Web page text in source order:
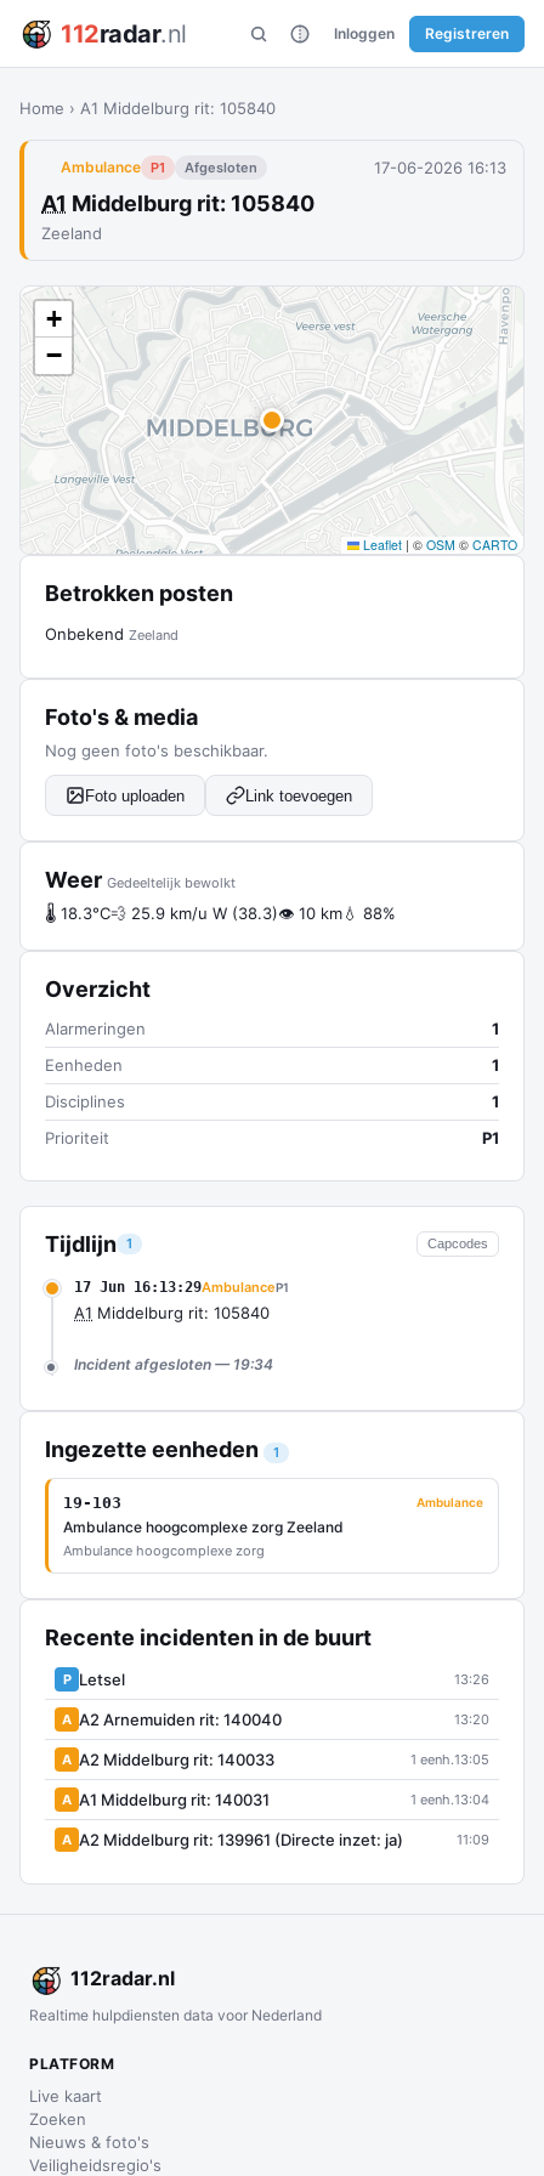
112radar.nl Inloggen Registreren
Home › A1 Middelburg rit: 105840
Ambulance P1 Afgesloten 17-06-2026 16:13
A1 Middelburg rit: 105840
Zeeland
Tijdlijn 1 Capcodes
17 Jun 16:13:29AmbulanceP1
A1 Middelburg rit: 105840
Incident afgesloten — 19:34
Ingezette eenheden 1
19-103 Ambulance
Ambulance hoogcomplexe zorg Zeeland
Ambulance hoogcomplexe zorg
Recente incidenten in de buurt
P Letsel 13:26
A A2 Arnemuiden rit: 140040 13:20
A A2 Middelburg rit: 140033 1 eenh.13:05
A A1 Middelburg rit: 140031 1 eenh.13:04
A A2 Middelburg rit: 139961 (Directe inzet: ja) 11:09
+
−
Leaflet | © OSM © CARTO
Betrokken posten
Onbekend Zeeland
Foto's & media
Nog geen foto's beschikbaar.
Foto uploaden Link toevoegen
Weer Gedeeltelijk bewolkt
🌡 18.3°C💨 25.9 km/u W (38.3)👁 10 km💧 88%
Overzicht
Alarmeringen
1
Eenheden
1
Disciplines
1
Prioriteit
P1
112radar.nl
Realtime hulpdiensten data voor Nederland
PLATFORM
Live kaart
Zoeken
Nieuws & foto's
Veiligheidsregio's